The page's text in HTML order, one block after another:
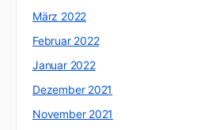
März 2022
Februar 2022
Januar 2022
Dezember 2021
November 2021